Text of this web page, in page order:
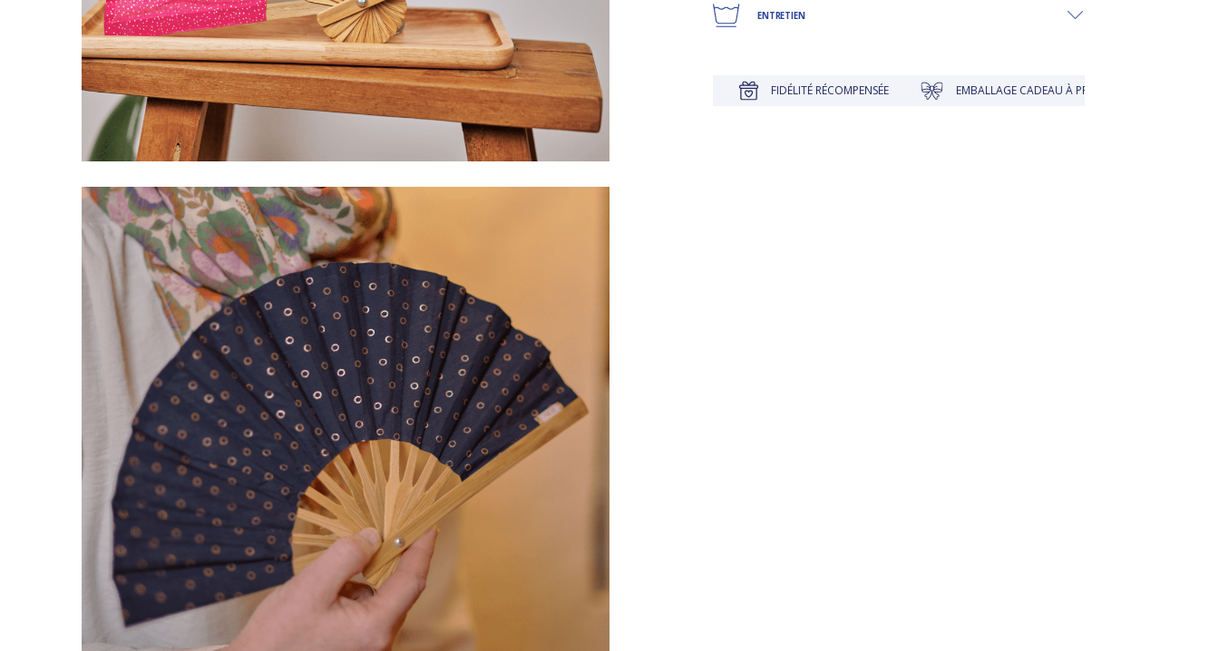
ENTRETIEN
LIVRAISON OFFERTE EN BOUTIQUE JUSQU'À 30 JOURS POUR CHANGER D'AVIS FIDÉLITÉ RÉCOMPENSÉE EMBALLAGE CADEAU À PRIX DOUX